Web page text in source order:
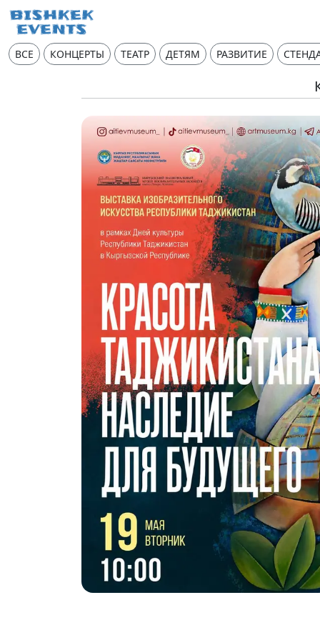
ВСЕ КОНЦЕРТЫ ТЕАТР ДЕТЯМ РАЗВИТИЕ